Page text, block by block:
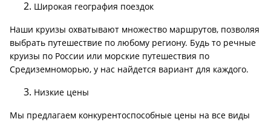
Широкая география поездок
Наши круизы охватывают множество маршрутов, позволяя
выбрать путешествие по любому региону. Будь то речные
круизы по России или морские путешествия по
Средиземноморью, у нас найдется вариант для каждого.
Низкие цены
Мы предлагаем конкурентоспособные цены на все виды